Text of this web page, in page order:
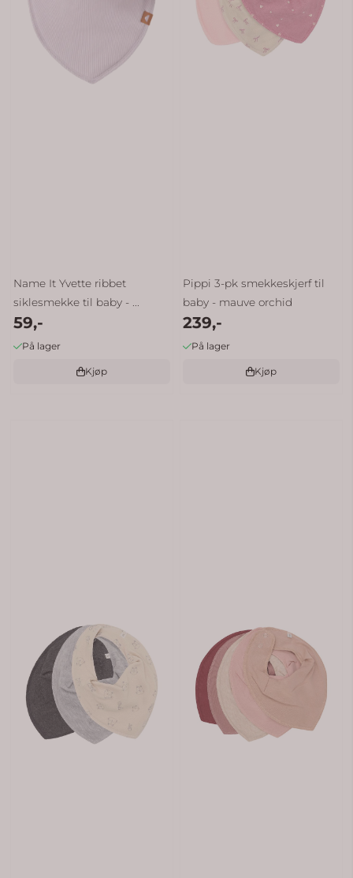
Name It Yvette ribbet
siklesmekke til baby - ...
59,-
På lager
Kjøp
Pippi 3-pk smekkeskjerf til
baby - mauve orchid
239,-
På lager
Kjøp